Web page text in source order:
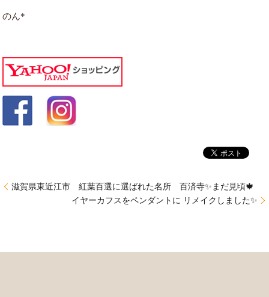
のん*
滋賀県東近江市 紅葉百選に選ばれた名所 百済寺✨まだ見頃🍁
イヤーカフスをペンダントに リメイクしました✨